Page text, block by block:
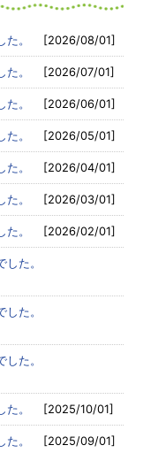
。 [2026/08/01]
。 [2026/07/01]
。 [2026/06/01]
。 [2026/05/01]
。 [2026/04/01]
。 [2026/03/01]
。 [2026/02/01]
た。
た。
た。
。 [2025/10/01]
。 [2025/09/01]